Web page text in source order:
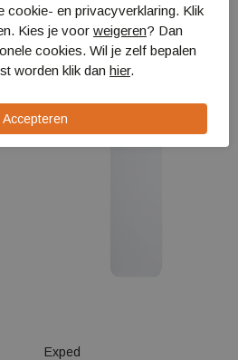
Exped
cookie- en privacyverklaring. Klik
Kies je voor weigeren? Dan
cookies. Wil je zelf bepalen
worden klik dan hier.